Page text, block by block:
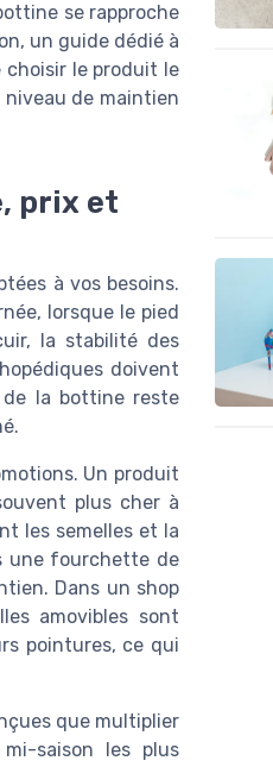
se rapproche
un guide dédié à
choisir le produit le
de maintien
prix et
à vos besoins.
lorsque le pied
la stabilité des
doivent
de la bottine reste
Un produit
plus cher à
les semelles et la
une fourchette de
Dans un shop
amovibles sont
pointures, ce qui
que multiplier
saison les plus